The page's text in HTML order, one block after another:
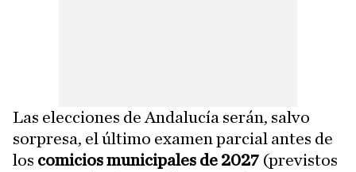
Las elecciones de Andalucía serán, salvo
sorpresa, el último examen parcial antes de
los comicios municipales de 2027 (previstos